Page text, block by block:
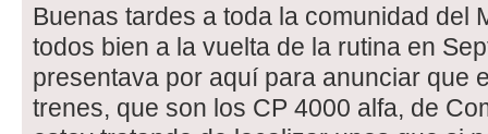
Buenas tardes a toda la comunidad del
todos bien a la vuelta de la rutina en
presentava por aquí para anunciar que
trenes, que son los CP 4000 alfa, de